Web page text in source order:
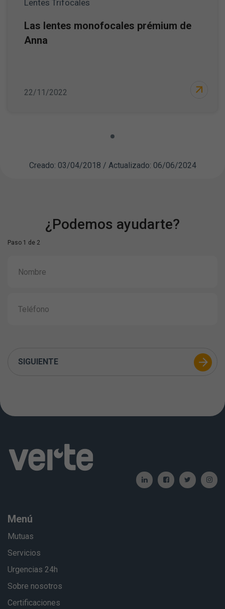
Lentes Trifocales
Las lentes monofocales prémium de
Anna
22/11/2022
Creado: 03/04/2018 / Actualizado: 06/06/2024
¿Podemos ayudarte?
Paso 1 de 2
SIGUIENTE
Menú
Mutuas
Servicios
Urgencias 24h
Sobre nosotros
Certificaciones